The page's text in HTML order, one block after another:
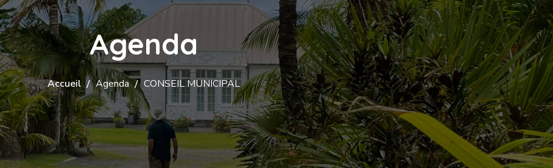
Agenda
Accueil Agenda CONSEIL MUNICIPAL